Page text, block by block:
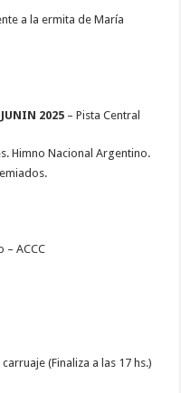
a la ermita de María
2025 – Pista Central
Himno Nacional Argentino.
– ACCC
(Finaliza a las 17 hs.)